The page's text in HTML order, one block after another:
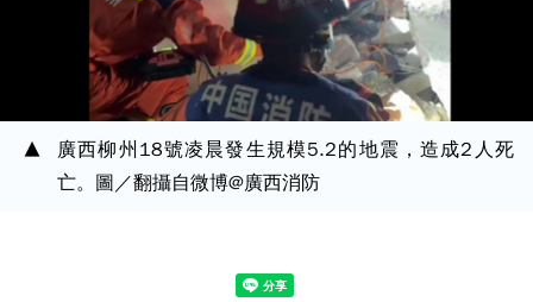
廣西柳州18號凌晨發生規模5.2的地震，造成2人死
亡。圖／翻攝自微博@廣西消防